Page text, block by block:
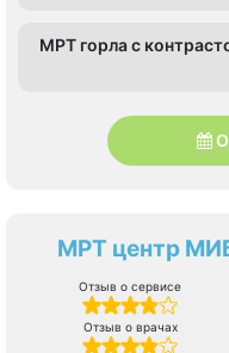
МРТ горла с
МРТ центр
Отзыв о сервисе
Отзыв о врачах